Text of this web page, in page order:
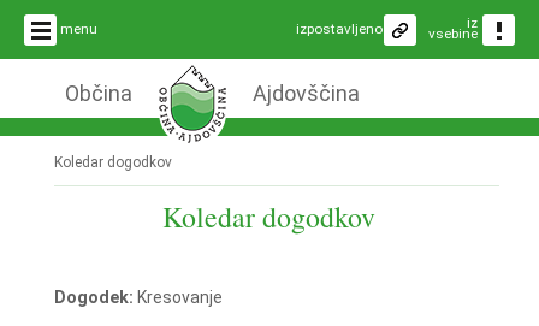
menu iz
vsebine
izpostavljeno
Občina Ajdovščina
Koledar dogodkov
Koledar dogodkov
Dogodek: Kresovanje